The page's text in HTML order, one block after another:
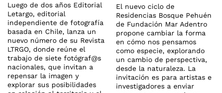
Luego de dos años Editorial
Letargo, editorial
independiente de fotografía
basada en Chile, lanza un
nuevo número de su Revista
LTRGO, donde reúne el
trabajo de siete fotógraf@s
nacionales, que invitan a
repensar la imagen y
explorar sus posibilidades
El nuevo ciclo de
Residencias Bosque Pehuén
de Fundación Mar Adentro
propone cambiar la forma
en cómo nos pensamos
como especie, explorando
un cambio de perspectiva,
desde la naturaleza. La
invitación es para artistas e
investigadores a enviar